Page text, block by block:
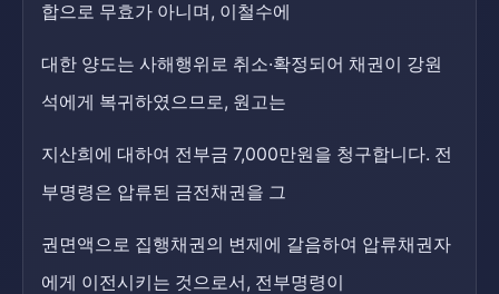
합으로 무효가 아니며, 이철수에
대한 양도는 사해행위로 취소·확정되어 채권이 강원
석에게 복귀하였으므로, 원고는
지산희에 대하여 전부금 7,000만원을 청구합니다. 전
부명령은 압류된 금전채권을 그
권면액으로 집행채권의 변제에 갈음하여 압류채권자
에게 이전시키는 것으로서, 전부명령이